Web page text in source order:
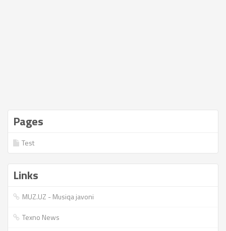
Pages
Test
Links
MUZ.UZ - Musiqa javoni
Texno News